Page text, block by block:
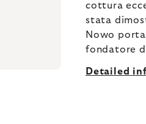
cottura
stata
Nowo
fondatore
Detailed